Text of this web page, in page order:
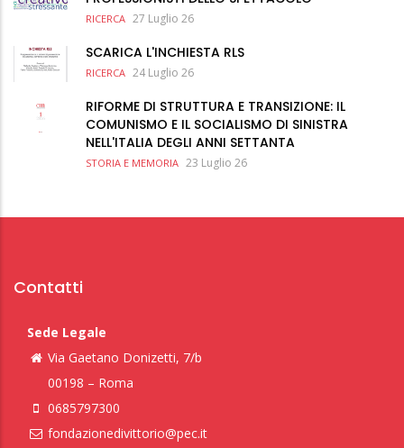
RICERCA 27 Luglio 26
SCARICA L'INCHIESTA RLS
RICERCA 24 Luglio 26
RIFORME DI STRUTTURA E TRANSIZIONE: IL
COMUNISMO E IL SOCIALISMO DI SINISTRA
NELL'ITALIA DEGLI ANNI SETTANTA
STORIA E MEMORIA 23 Luglio 26
Contatti
Sede Legale
Via Gaetano Donizetti, 7/b
00198 – Roma
0685797300
fondazionedivittorio@pec.it